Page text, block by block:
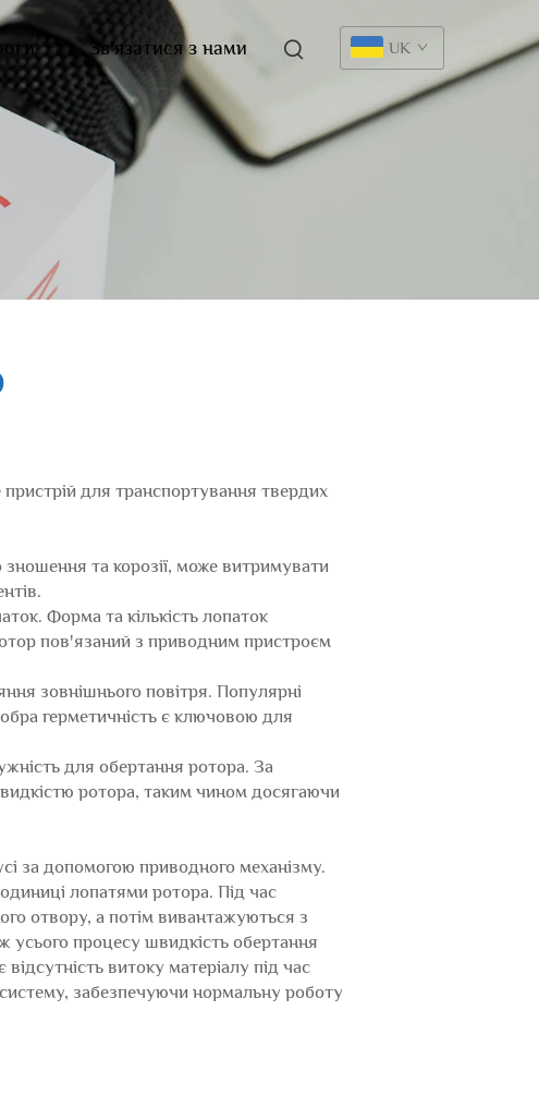
Зв’язатися з нами UK
пристрій для транспортування твердих
та корозії, може витримувати
Форма та кількість лопаток
пов'язаний з приводним пристроєм
зовнішнього повітря. Популярні
герметичність є ключовою для
для обертання ротора. За
ротора, таким чином досягаючи
за допомогою приводного механізму.
лопатями ротора. Під час
отвору, а потім вивантажуються з
процесу швидкість обертання
витоку матеріалу під час
забезпечуючи нормальну роботу